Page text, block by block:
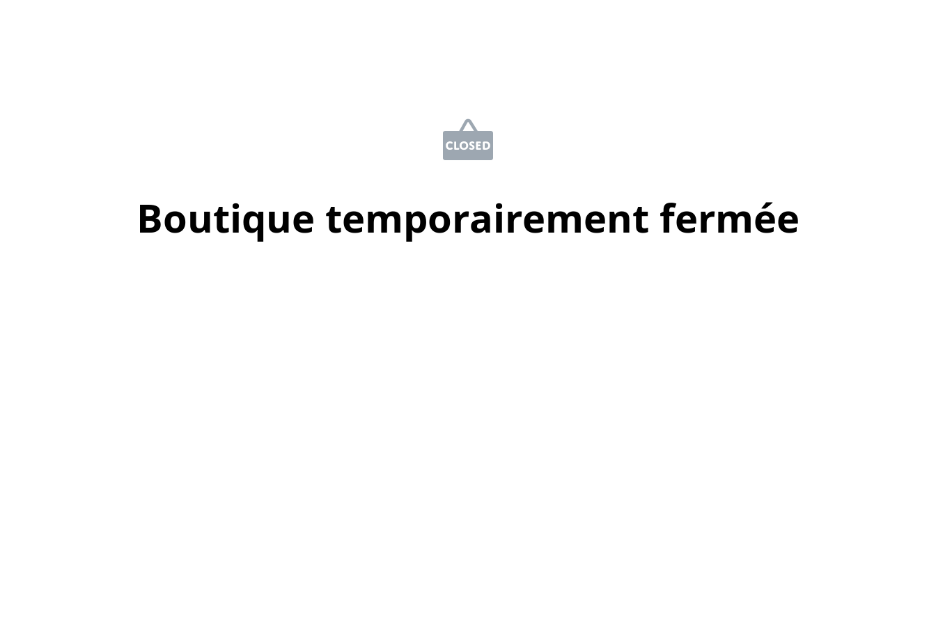
Boutique temporairement fermée